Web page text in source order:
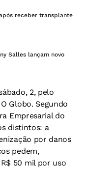
receber transplante
Salles lançam novo
2, pelo
Globo. Segundo
Empresarial do
distintos: a
por danos
pedem,
50 mil por uso